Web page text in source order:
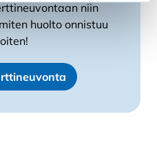
niin
huolto onnistuu